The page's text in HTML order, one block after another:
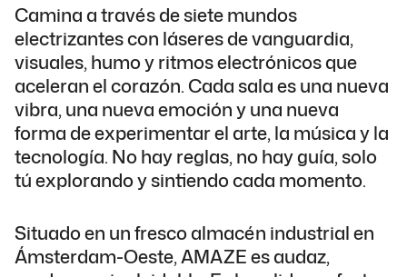
Camina a través de siete mundos
electrizantes con láseres de vanguardia,
visuales, humo y ritmos electrónicos que
aceleran el corazón. Cada sala es una nueva
vibra, una nueva emoción y una nueva
forma de experimentar el arte, la música y la
tecnología. No hay reglas, no hay guía, solo
tú explorando y sintiendo cada momento.
Situado en un fresco almacén industrial en
Ámsterdam-Oeste, AMAZE es audaz,